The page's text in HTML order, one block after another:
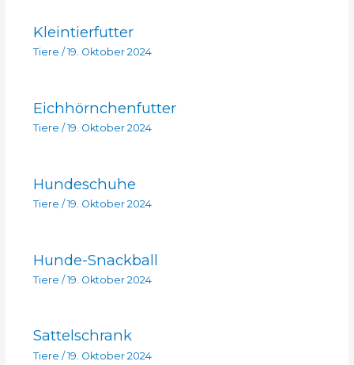
Kleintierfutter
Tiere / 19. Oktober 2024
Eichhörnchenfutter
Tiere / 19. Oktober 2024
Hundeschuhe
Tiere / 19. Oktober 2024
Hunde-Snackball
Tiere / 19. Oktober 2024
Sattelschrank
Tiere /19. Oktober 2024